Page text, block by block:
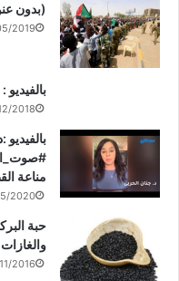
(بدون
2019
2018
مناعة
2020
حبة
2016